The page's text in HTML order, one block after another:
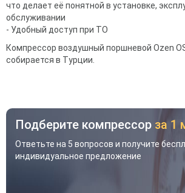
что делает её понятной в установке,
обслуживании
- Удобный доступ при ТО
Компрессор воздушный поршневой Ozen
собирается в Турции.
Подберите компрессор за 1
Ответьте на 5 вопросов и получите
индивидуальное предложение